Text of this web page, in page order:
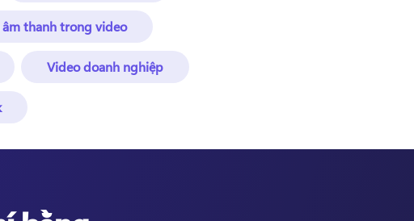
âm thanh trong video
Video doanh nghiệp